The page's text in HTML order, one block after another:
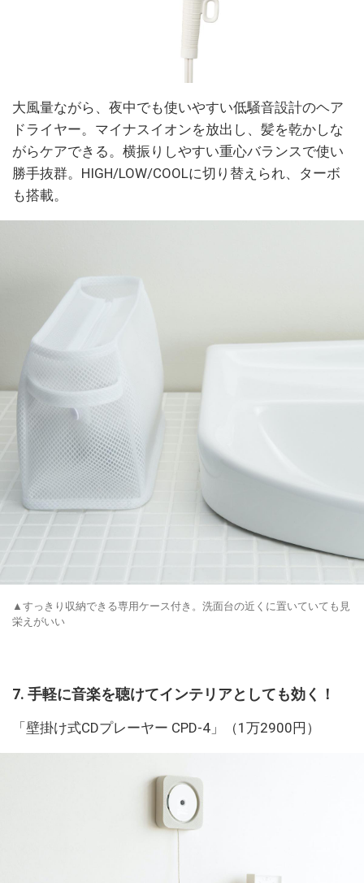
大風量ながら、夜中でも使いやすい低騒音設計のヘア
ドライヤー。マイナスイオンを放出し、髪を乾かしな
がらケアできる。横振りしやすい重心バランスで使い
勝手抜群。HIGH/LOW/COOLに切り替えられ、ターボ
も搭載。
▲すっきり収納できる専用ケース付き。洗面台の近くに置いていても見
栄えがいい
7. 手軽に音楽を聴けてインテリアとしても効く！
「壁掛け式CDプレーヤー CPD-4」（1万2900円）